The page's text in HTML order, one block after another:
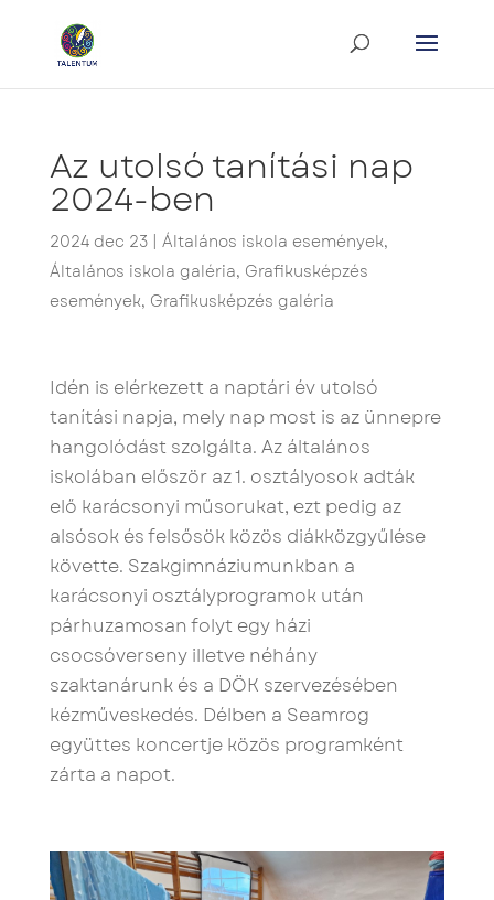
Az utolsó tanítási nap
2024-ben
2024 dec 23| Általános iskola események,
Általános iskola galéria, Grafikusképzés
események, Grafikusképzés galéria
Idén is elérkezett a naptári év utolsó
tanítási napja, mely nap most is az ünnepre
hangolódást szolgálta. Az általános
iskolában először az 1. osztályosok adták
elő karácsonyi műsorukat, ezt pedig az
alsósok és felsősök közös diákközgyűlése
követte. Szakgimnáziumunkban a
karácsonyi osztályprogramok után
párhuzamosan folyt egy házi
csocsóverseny illetve néhány
szaktanárunk és a DÖK szervezésében
kézműveskedés. Délben a Seamrog
együttes koncertje közös programként
zárta a napot.